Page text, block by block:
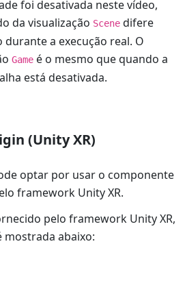
foi desativada neste vídeo,
da visualização Scenedifere
a execução real. O
Gameé o mesmo que quando a
está desativada.
(Unity XR)
optar por usar o componente
framework Unity XR.
pelo framework Unity XR,
abaixo: